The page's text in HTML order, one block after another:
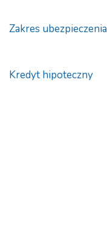
Zakres ubezpieczenia
Kredyt hipoteczny